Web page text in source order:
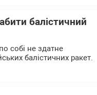
балістичний
собі не здатне
балістичних ракет.